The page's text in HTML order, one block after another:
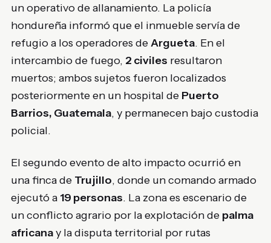
un operativo de allanamiento. La policía
hondureña informó que el inmueble servía de
refugio a los operadores deArgueta. En el
intercambio de fuego, 2 civiles resultaron
muertos; ambos sujetos fueron localizados
posteriormente en un hospital de Puerto
Barrios, Guatemala, y permanecen bajo custodia
policial.
El segundo evento de alto impacto ocurrió en
una finca de Trujillo, donde un comando armado
ejecutó a 19 personas. La zona es escenario de
un conflicto agrario por la explotación de palma
africanay la disputa territorial por rutas